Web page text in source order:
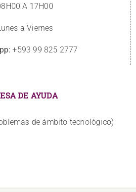
A 17H00
a Viernes
+593 99 825 2777
DE AYUDA
de ámbito tecnológico)